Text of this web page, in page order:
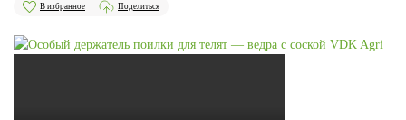
В избранное Поделиться